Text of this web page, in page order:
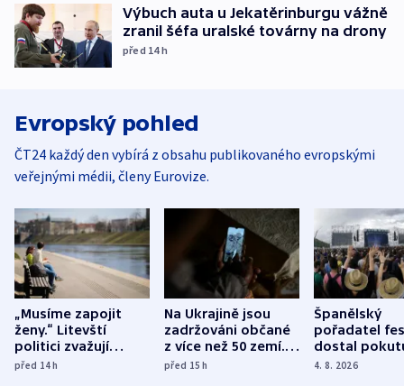
Výbuch auta u Jekatěrinburgu vážně
zranil šéfa uralské továrny na drony
před 14h
Evropský pohled
ČT24 každý den vybírá z obsahu publikovaného evropskými
veřejnými médii, členy Eurovize.
„Musíme zapojit
ženy.“ Litevští
politici zvažují
dohodu o
před 14h
Na Ukrajině jsou
zadržováni občané
z více než 50 zemí.
Bojovali na straně
před 15h
Španělský
pořadatel
dostal
nekalé
4. 8. 2026